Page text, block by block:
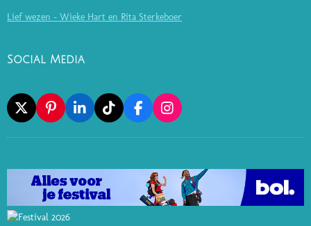
Lief wezen - Wieke Hart en Rita Sterkeboer
Social Media
X
P
I
N
E
R
E
S
T
L
I
N
E
D
I
N
T
I
K
O
F
A
C
B
O
K
I
N
S
A
G
A